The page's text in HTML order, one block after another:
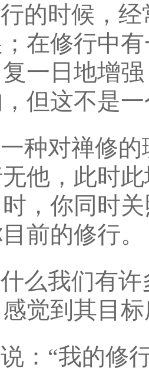
的时候，
在修行中
一日地增
但这不是
种对禅修
他，此时
，你同时
前的修行。
么我们有
觉到其目
：“我的修